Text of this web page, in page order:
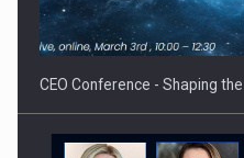
Proteinmaxxing and the
CEO Conference - Shaping